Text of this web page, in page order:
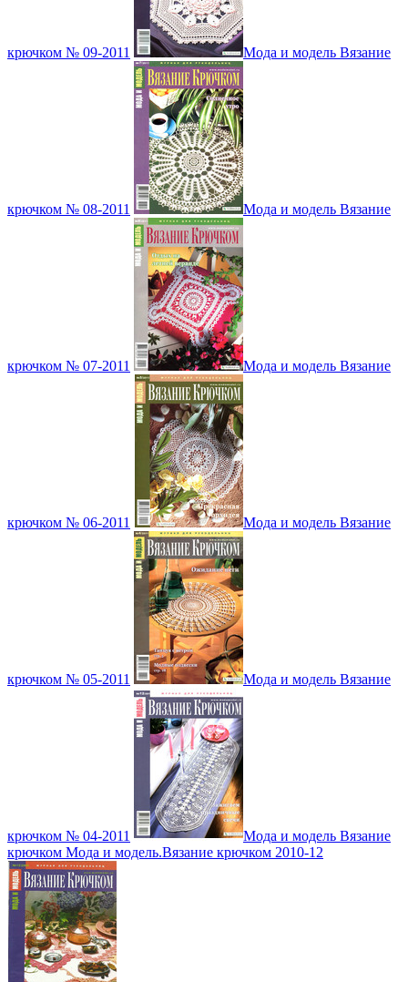
крючком № 09-2011 Мода и модель Вязание
крючком № 08-2011 Мода и модель Вязание
крючком № 07-2011 Мода и модель Вязание
крючком № 06-2011 Мода и модель Вязание
крючком № 05-2011 Мода и модель Вязание
крючком № 04-2011
Мода и модель Вязание
крючком Мода и модель.Вязание крючком 2010-12